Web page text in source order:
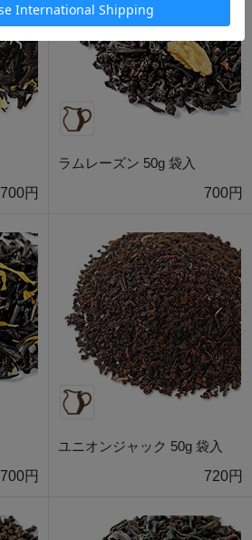
700円
ラムレーズン 50g 袋入
700円
700円
ユニオンジャック 50g 袋入
720円